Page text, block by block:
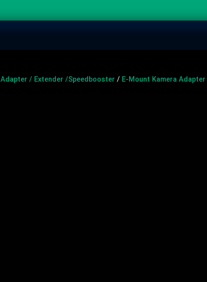
Adapter / Extender /Speedbooster / E-Mount Kamera Adapter